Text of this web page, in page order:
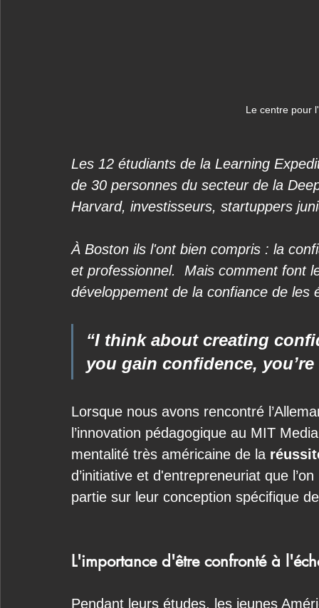
Le centre pour
Les 12 étudiants de la Learning
de 30 personnes du secteur de la
Harvard, investisseurs, startuppers
À Boston ils l'ont bien compris : la
et professionnel.  Mais comment font
développement de la confiance de les
“I think about creating
you gain confidence,
Lorsque nous avons rencontré
l’innovation pédagogique au MIT
mentalité très américaine de la
d’initiative et d'entrepreneuriat que
partie sur leur conception spécifique
L'importance d'être confronté à
Pendant leurs études, les jeunes